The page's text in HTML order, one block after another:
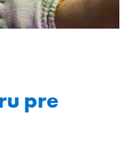
pre